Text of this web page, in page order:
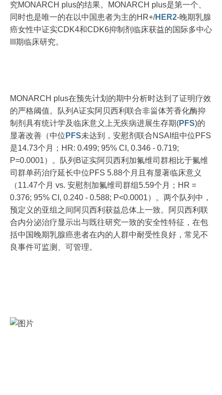
究MONARCH plus的结果。MONARCH plus是第一个、
同时也是唯一的在以中国患者为主的HR+/HER2-晚期乳腺
癌女性中证实CDK4和CDK6抑制剂临床获益的国际多中心
III期临床研究。
MONARCH plus在预先计划的期中分析时达到了证明疗效
的严格阈值。队列A证实阿贝西利联合非甾体芳香化酶抑
制剂具有统计学及临床意义上无疾病进展生存期(PFS)的
显著改善（中位 PFS未达到，安慰剂联合NSAI组中位PFS
是14.73个月；HR: 0.499; 95% CI, 0.346 - 0.719;
P=0.0001）。队列B证实阿贝西利加氟维司群相比于氟维
司群单药治疗延长中位PFS 5.88个月且有显著临床意义
（11.47个月 vs. 安慰剂加氟维司群组5.59个月；HR =
0.376; 95% CI, 0.240 - 0.588; P<0.0001）。两个队列中，
预定义的亚组之间阿贝西利获益总体上一致。阿贝西利联
合内分泌治疗显示出与既往研究一致的安全性特征，在包
括中国晚期乳腺癌患者在内的人群中耐受性良好，常见不
良事件可监测、可管理。